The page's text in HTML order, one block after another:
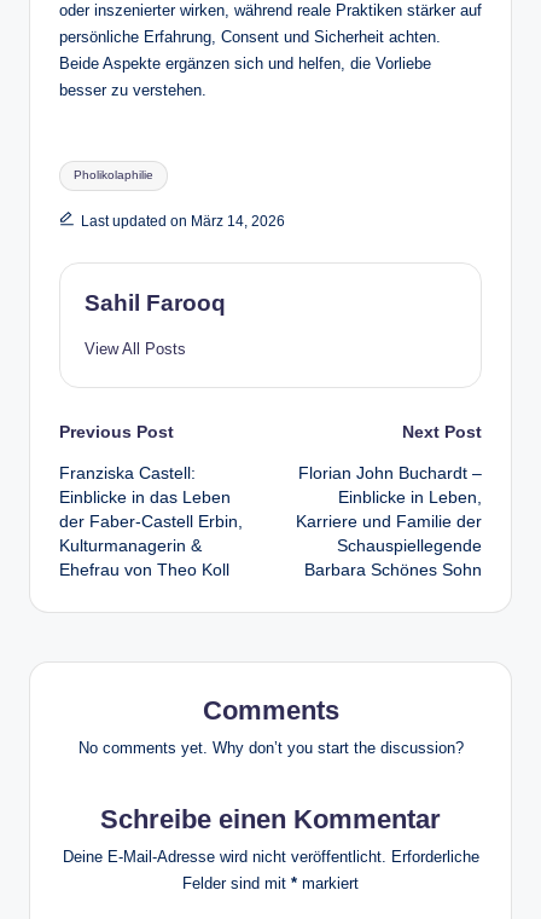
oder inszenierter wirken, während reale Praktiken stärker auf
persönliche Erfahrung, Consent und Sicherheit achten.
Beide Aspekte ergänzen sich und helfen, die Vorliebe
besser zu verstehen.
Tags:
Pholikolaphilie
Last updated on März 14, 2026
Sahil Farooq
View All Posts
Post
navigation
Previous Post
Franziska Castell:
Einblicke in das Leben
der Faber-Castell Erbin,
Kulturmanagerin &
Ehefrau von Theo Koll
Next Post
Florian John Buchardt –
Einblicke in Leben,
Karriere und Familie der
Schauspiellegende
Barbara Schönes Sohn
Comments
No comments yet. Why don’t you start the discussion?
Schreibe einen Kommentar
Deine E-Mail-Adresse wird nicht veröffentlicht. Erforderliche
Felder sind mit * markiert